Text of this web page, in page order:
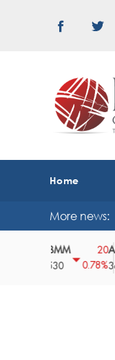
Home
More news:
20
0.78%
ACES
360